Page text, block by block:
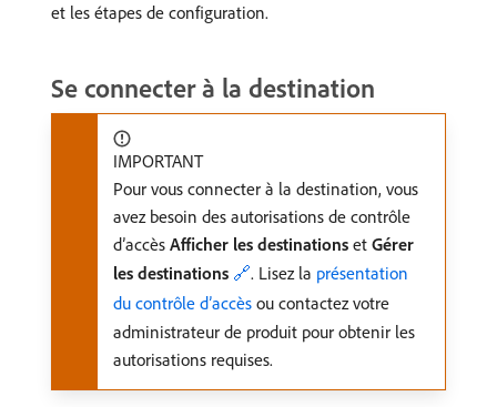
et les étapes de configuration.
Se connecter à la destination
IMPORTANT
Pour vous connecter à la destination, vous
avez besoin des autorisations de contrôle
d’accès Afficher les destinations et Gérer
les destinations 🔗. Lisez la présentation
du contrôle d’accès ou contactez votre
administrateur de produit pour obtenir les
autorisations requises.